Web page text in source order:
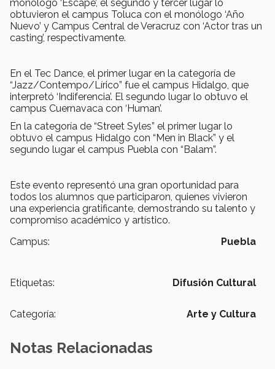
monólogo ‘Escape’, el segundo y tercer lugar lo
obtuvieron el campus Toluca con el monólogo ‘Año
Nuevo’ y Campus Central de Veracruz con ‘Actor tras un
casting’, respectivamente.
En el Tec Dance, el primer lugar en la categoría de
“Jazz/Contempo/Lírico” fue el campus Hidalgo, que
interpretó ‘Indiferencia’. El segundo lugar lo obtuvo el
campus Cuernavaca con ‘Human’.
En la categoría de “Street Syles” el primer lugar lo
obtuvo el campus Hidalgo con “Men in Black” y el
segundo lugar el campus Puebla con “Balam”.
Este evento representó una gran oportunidad para
todos los alumnos que participaron, quienes vivieron
una experiencia gratificante, demostrando su talento y
compromiso académico y artístico.
Campus:
Puebla
Etiquetas: Difusión Cultural
Categoría: Arte y Cultura
Notas Relacionadas